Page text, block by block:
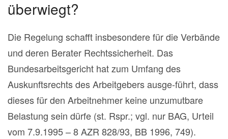
überwiegt?
Die Regelung schafft insbesondere für die Verbände
und deren Berater Rechtssicherheit. Das
Bundesarbeitsgericht hat zum Umfang des
Auskunftsrechts des Arbeitgebers ausge-führt, dass
dieses für den Arbeitnehmer keine unzumutbare
Belastung sein dürfe (st. Rspr.; vgl. nur BAG, Urteil
vom 7.9.1995 – 8 AZR 828/93, BB 1996, 749).